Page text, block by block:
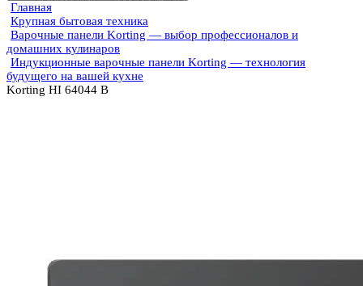
Главная
Крупная бытовая техника
Варочные панели Korting — выбор профессионалов и
домашних кулинаров
Индукционные варочные панели Korting — технология
будущего на вашей кухне
Korting HI 64044 B